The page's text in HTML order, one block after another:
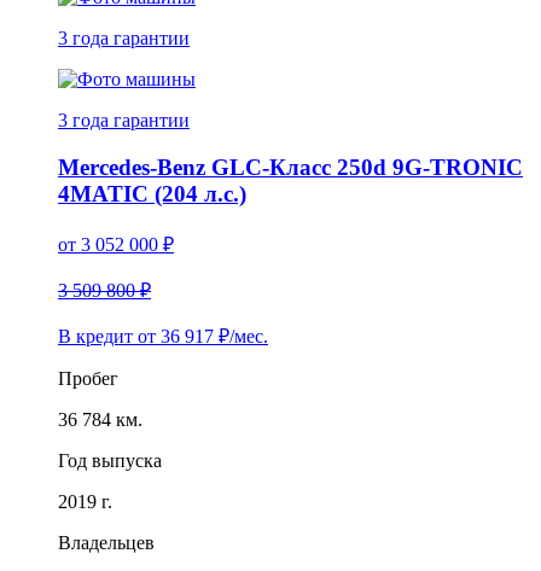
3 года гарантии
3 года гарантии
Mercedes-Benz GLC-Класс 250d 9G-TRONIC
4MATIC (204 л.с.)
от 3 052 000 ₽
3 509 800 ₽
В кредит от 36 917 ₽/мес.
Пробег
36 784 км.
Год выпуска
2019 г.
Владельцев